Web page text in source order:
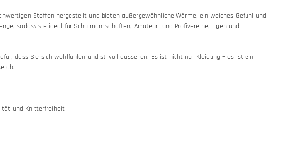
Stoffen hergestellt und bieten außergewöhnliche Wärme, ein weiches Gefühl und
sodass sie ideal für Schulmannschaften, Amateur- und Profivereine, Ligen und
dass Sie sich wohlfühlen und stilvoll aussehen. Es ist nicht nur Kleidung – es ist ein
ab.
und Knitterfreiheit